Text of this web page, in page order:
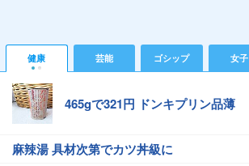
健康 芸能 ゴシップ 女子
465gで321円 ドンキプリン品薄
麻辣湯 具材次第でカツ丼級に